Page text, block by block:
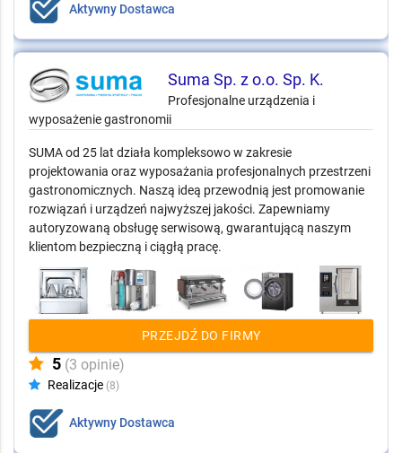
Aktywny Dostawca
Suma Sp. z o.o. Sp. K.
Profesjonalne urządzenia i
wyposażenie gastronomii
SUMA od 25 lat działa kompleksowo w zakresie
projektowania oraz wyposażania profesjonalnych przestrzeni
gastronomicznych. Naszą ideą przewodnią jest promowanie
rozwiązań i urządzeń najwyższej jakości. Zapewniamy
autoryzowaną obsługę serwisową, gwarantującą naszym
klientom bezpieczną i ciągłą pracę.
PRZEJDŹ DO FIRMY
5 (3 opinie)
Realizacje (8)
Aktywny Dostawca